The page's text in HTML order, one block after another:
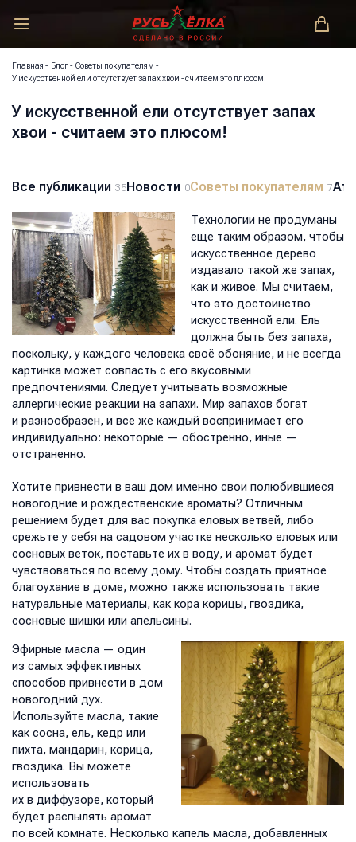
РУСЬ-ЁЛКА – ЗАКОНОДАТЕЛЬ МОДЫ!
Главная - Блог- Советы покупателям -
У искусственной ели отсутствует запах хвои - считаем это плюсом!
У искусственной ели отсутствует запах
хвои - считаем это плюсом!
Все публикации 35Новости 0Советы покупателям 7
Технологии не продуманы
еще таким образом, чтобы
искусственное дерево
издавало такой же запах,
как и живое. Мы считаем,
что это достоинство
искусственной ели. Ель
должна быть без запаха,
поскольку, у каждого человека своё обоняние, и не всегда
картинка может совпасть с его вкусовыми
предпочтениями. Следует учитывать возможные
аллергические реакции на запахи. Мир запахов богат
и разнообразен, и все же каждый воспринимает его
индивидуально: некоторые — обостренно, иные —
отстраненно.
Хотите привнести в ваш дом именно свои полюбившиеся
новогодние и рождественские ароматы? Отличным
решением будет для вас покупка еловых ветвей, либо
срежьте у себя на садовом участке несколько еловых или
сосновых веток, поставьте их в воду, и аромат будет
чувствоваться по всему дому. Чтобы создать приятное
благоухание в доме, можно также использовать такие
натуральные материалы, как кора корицы, гвоздика,
сосновые шишки или апельсины.
Эфирные масла — один
из самых эффективных
способов привнести в дом
новогодний дух.
Используйте масла, такие
как сосна, ель, кедр или
пихта, мандарин, корица,
гвоздика. Вы можете
использовать
их в диффузоре, который
будет распылять аромат
по всей комнате. Несколько капель масла, добавленных